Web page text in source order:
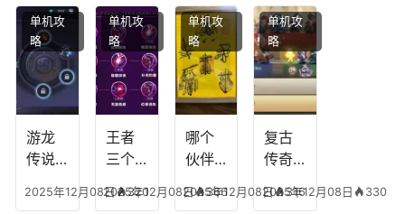
游龙
传说
2025年12月08日 320
单机攻
略
王者
三个
加
2025年12月08日 366
单机攻
略
哪个
伙伴
心符
2025年12月08日 316
单机攻
略
复古
传奇
平民
2025年12月08日 330
单机攻
略